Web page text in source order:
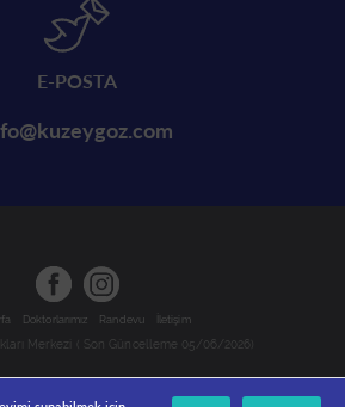
E-POSTA
Doktorlarımız Randevu İletişim
Merkezi ( Son Güncelleme 05/06/2026)